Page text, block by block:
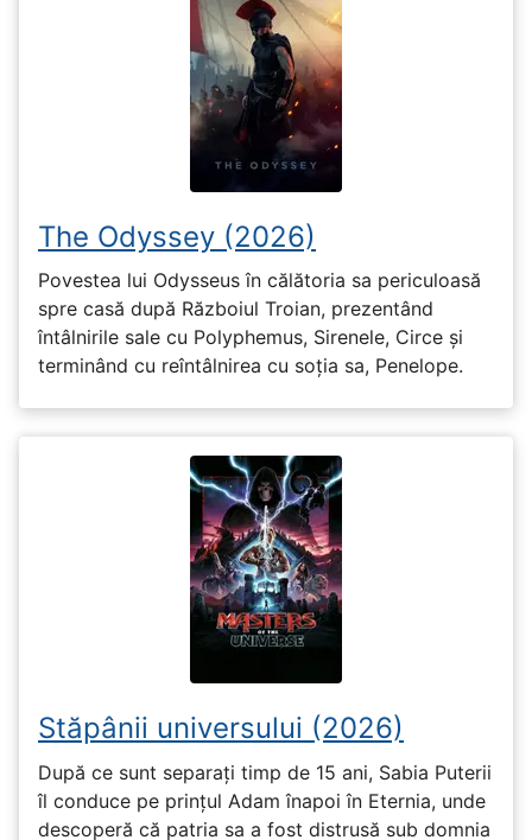
The Odyssey (2026)
Povestea lui Odysseus în călătoria sa periculoasă
spre casă după Războiul Troian, prezentând
întâlnirile sale cu Polyphemus, Sirenele, Circe și
terminând cu reîntâlnirea cu soția sa, Penelope.
Stăpânii universului (2026)
După ce sunt separați timp de 15 ani, Sabia Puterii
îl conduce pe prințul Adam înapoi în Eternia, unde
descoperă că patria sa a fost distrusă sub domnia